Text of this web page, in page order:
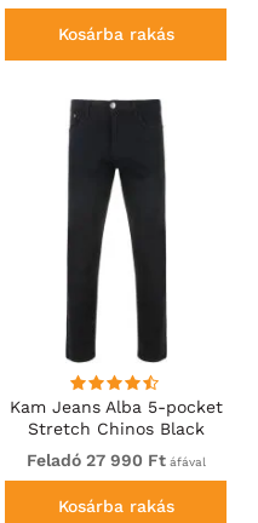
Kosárba rakás
Kam Jeans Alba 5-pocket
Stretch Chinos Black
Feladó 27 990 Ftáfával
Kosárba rakás